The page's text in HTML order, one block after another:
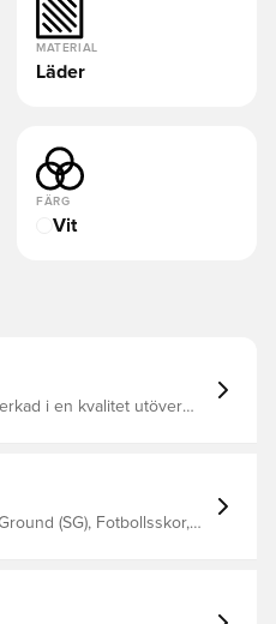
MATERIAL
Läder
FÄRG
Vit
i en kvalitet utöver
I hälen finns stöd
hållbar i utsatta
(SG), Fotbollsskor,